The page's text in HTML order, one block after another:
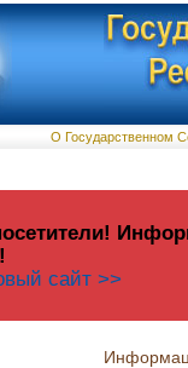
О Государственном
сайт >>